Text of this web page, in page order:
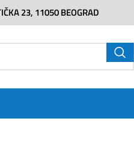
23, 11050 BEOGRAD